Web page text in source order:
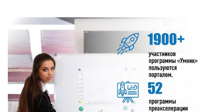
Смотреть проект